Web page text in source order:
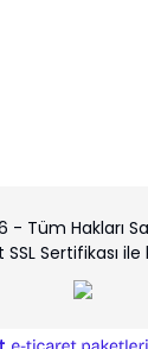
Tüm Hakları
Sertifikası